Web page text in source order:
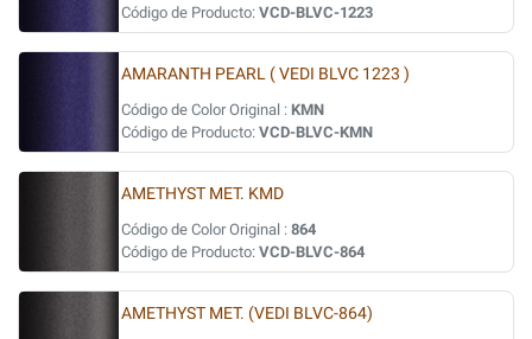
Código de Producto: VCD-BLVC-1223
AMARANTH PEARL ( VEDI BLVC 1223 )
Código de Color Original : KMN
Código de Producto: VCD-BLVC-KMN
AMETHYST MET. KMD
Código de Color Original : 864
Código de Producto: VCD-BLVC-864
AMETHYST MET. (VEDI BLVC-864)